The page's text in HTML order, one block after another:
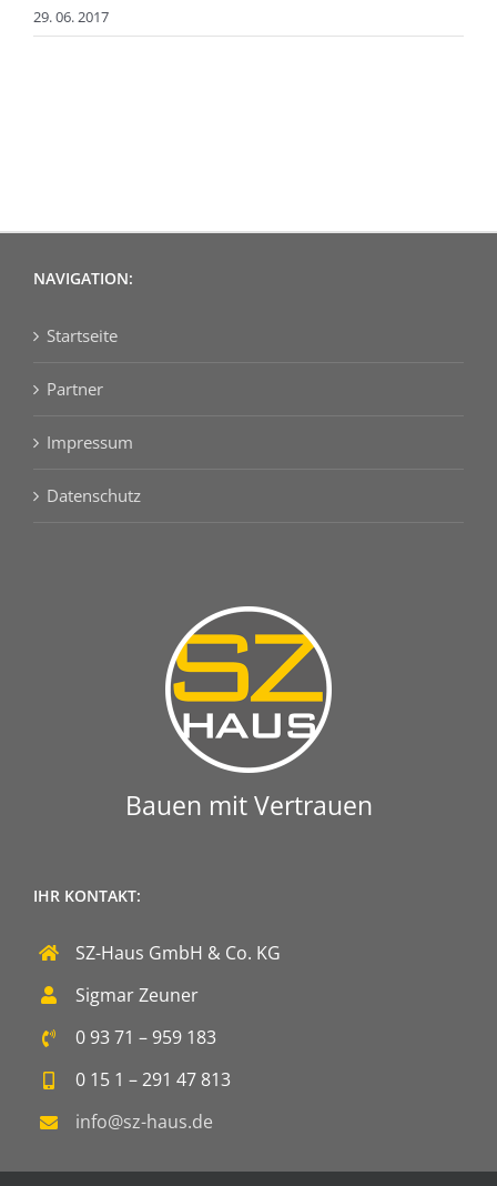
29. 06. 2017
NAVIGATION:
Startseite
Partner
Impressum
Datenschutz
Bauen mit Vertrauen
IHR KONTAKT:
SZ-Haus GmbH & Co. KG
Sigmar Zeuner
0 93 71 – 959 183
0 15 1 – 291 47 813
info@sz-haus.de